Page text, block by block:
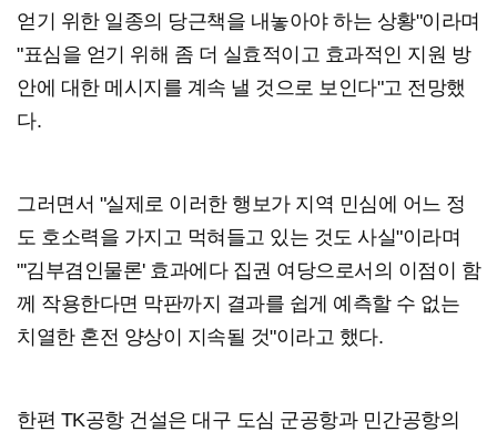
얻기 위한 일종의 당근책을 내놓아야 하는 상황"이라며
"표심을 얻기 위해 좀 더 실효적이고 효과적인 지원 방
안에 대한 메시지를 계속 낼 것으로 보인다"고 전망했
다.
그러면서 "실제로 이러한 행보가 지역 민심에 어느 정
도 호소력을 가지고 먹혀들고 있는 것도 사실"이라며
"'김부겸인물론' 효과에다 집권 여당으로서의 이점이 함
께 작용한다면 막판까지 결과를 쉽게 예측할 수 없는
치열한 혼전 양상이 지속될 것"이라고 했다.
한편 TK공항 건설은 대구 도심 군공항과 민간공항의